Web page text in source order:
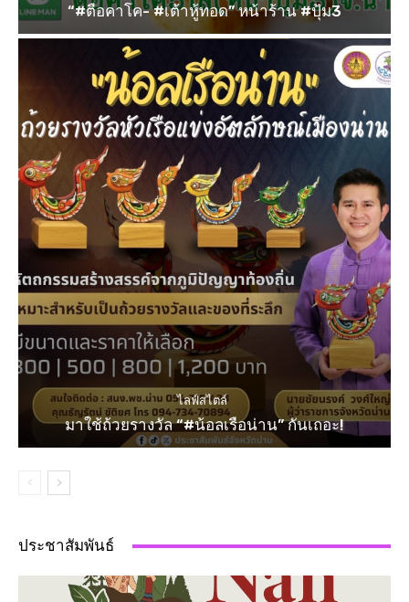
“#ตือคาโค- #เต้าหู้ทอด” หน้าร้าน #ปุ้ม3
ไลฟ์สไตล์
มาใช้ถ้วยรางวัล “#น้อลเรือน่าน” กันเถอะ!
ประชาสัมพันธ์